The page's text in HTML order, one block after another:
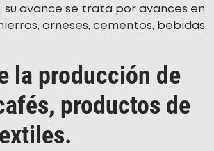
su avance se trata por avances en
arneses, cementos, bebidas,
la producción de
productos de